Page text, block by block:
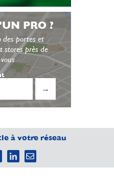
PRO ?
des portes et
stores près de
→
à votre réseau